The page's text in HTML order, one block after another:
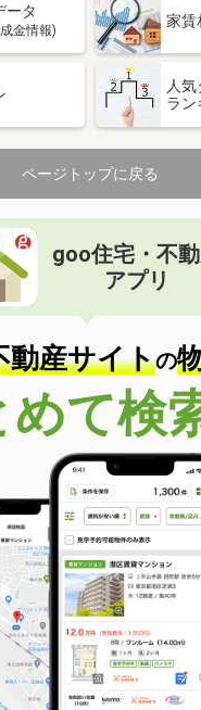
ータ
金情報)
家賃
人
ラン
ページトップに戻る
goo住宅・不
アプリ
動産サイトの
めて検